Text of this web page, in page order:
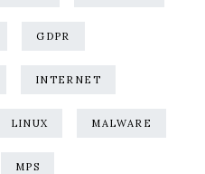
GDPR
INTERNET
LINUX MALWARE
MPS